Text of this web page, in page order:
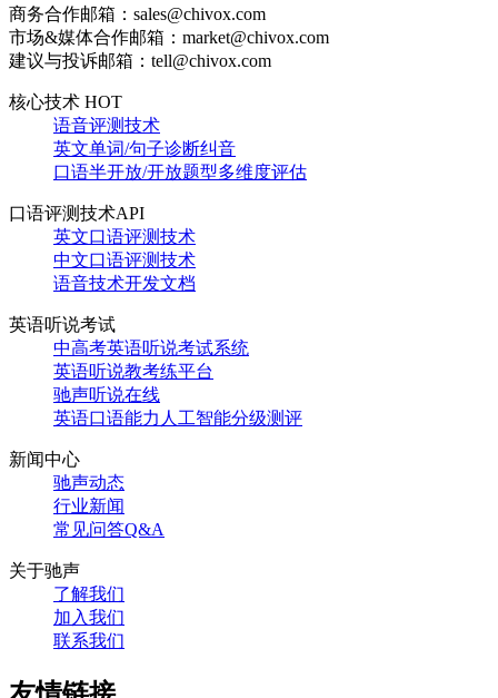
商务合作邮箱：sales@chivox.com
市场&媒体合作邮箱：market@chivox.com
建议与投诉邮箱：tell@chivox.com
核心技术 HOT
语音评测技术
英文单词/句子诊断纠音
口语半开放/开放题型多维度评估
口语评测技术API
英文口语评测技术
中文口语评测技术
语音技术开发文档
英语听说考试
中高考英语听说考试系统
英语听说教考练平台
驰声听说在线
英语口语能力人工智能分级测评
新闻中心
驰声动态
行业新闻
常见问答Q&A
关于驰声
了解我们
加入我们
联系我们